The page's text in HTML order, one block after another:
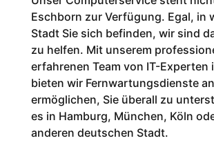
Eschborn zur Verfügung. Egal, in
Stadt Sie sich befinden, wir sind
zu helfen. Mit unserem
erfahrenen Team von IT-Experten
bieten wir Fernwartungsdienste
ermöglichen, Sie überall zu
es in Hamburg, München, Köln
anderen deutschen Stadt.